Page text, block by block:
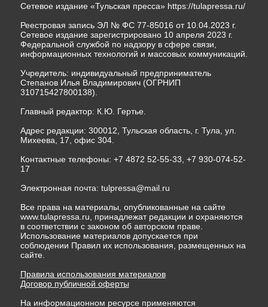
Сетевое издание «Тульская пресса» https://tulapressa.ru/
Реестровая запись ЭЛ № ФС 77-85016 от 10.04.2023 г.
Сетевое издание зарегистрировано 10 апреля 2023 г.
Федеральной службой по надзору в сфере связи,
информационных технологий и массовых коммуникаций.
Учредитель: индивидуальный предприниматель
Степанов Илья Владимирович (ОГРНИП
310715427800138).
Главный редактор: К.Ю. Гертье.
Адрес редакции: 300012, Тульская область, г. Тула, ул.
Михеева, 17, офис 304.
Контактные телефоны: +7 4872 52-55-33, +7 930-074-52-
17
Электронная почта: tulpressa@mail.ru
Все права на материалы, опубликованные на сайте
www.tulapressa.ru, принадлежат редакции и охраняются
в соответствии с законом об авторском праве.
Использование материалов допускается при
соблюдении Правил их использования, размещенных на
сайте.
Правила использования материалов
Договор публичной оферты
На информационном ресурсе применяются